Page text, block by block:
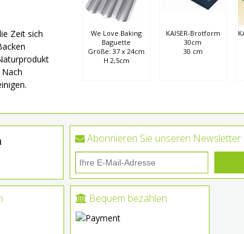
Zeit sich
We Love Baking
Baguette
Größe: 37 x 24cm
H 2,5cm
KAISER-Brotform
30cm
30 cm
Abonnieren Sie unseren Newsletter
Bequem bezahlen